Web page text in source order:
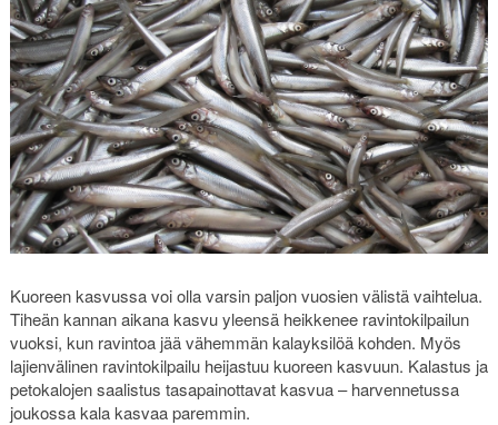
Kuoreen kasvussa voi olla varsin paljon vuosien välistä vaihtelua.
Tiheän kannan aikana kasvu yleensä heikkenee ravintokilpailun
vuoksi, kun ravintoa jää vähemmän kalayksilöä kohden. Myös
lajienvälinen ravintokilpailu heijastuu kuoreen kasvuun. Kalastus ja
petokalojen saalistus tasapainottavat kasvua – harvennetussa
joukossa kala kasvaa paremmin.